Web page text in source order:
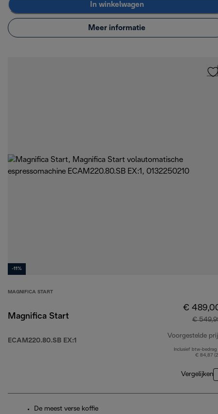
In winkelwagen
Meer informatie
-11%
MAGNIFICA START
Magnifica Start
ECAM220.80.SB EX:1
€
€
Voorgestelde
Inclusief btw-bedrag
€ 84,87
Vergelijken
De meest verse koffie